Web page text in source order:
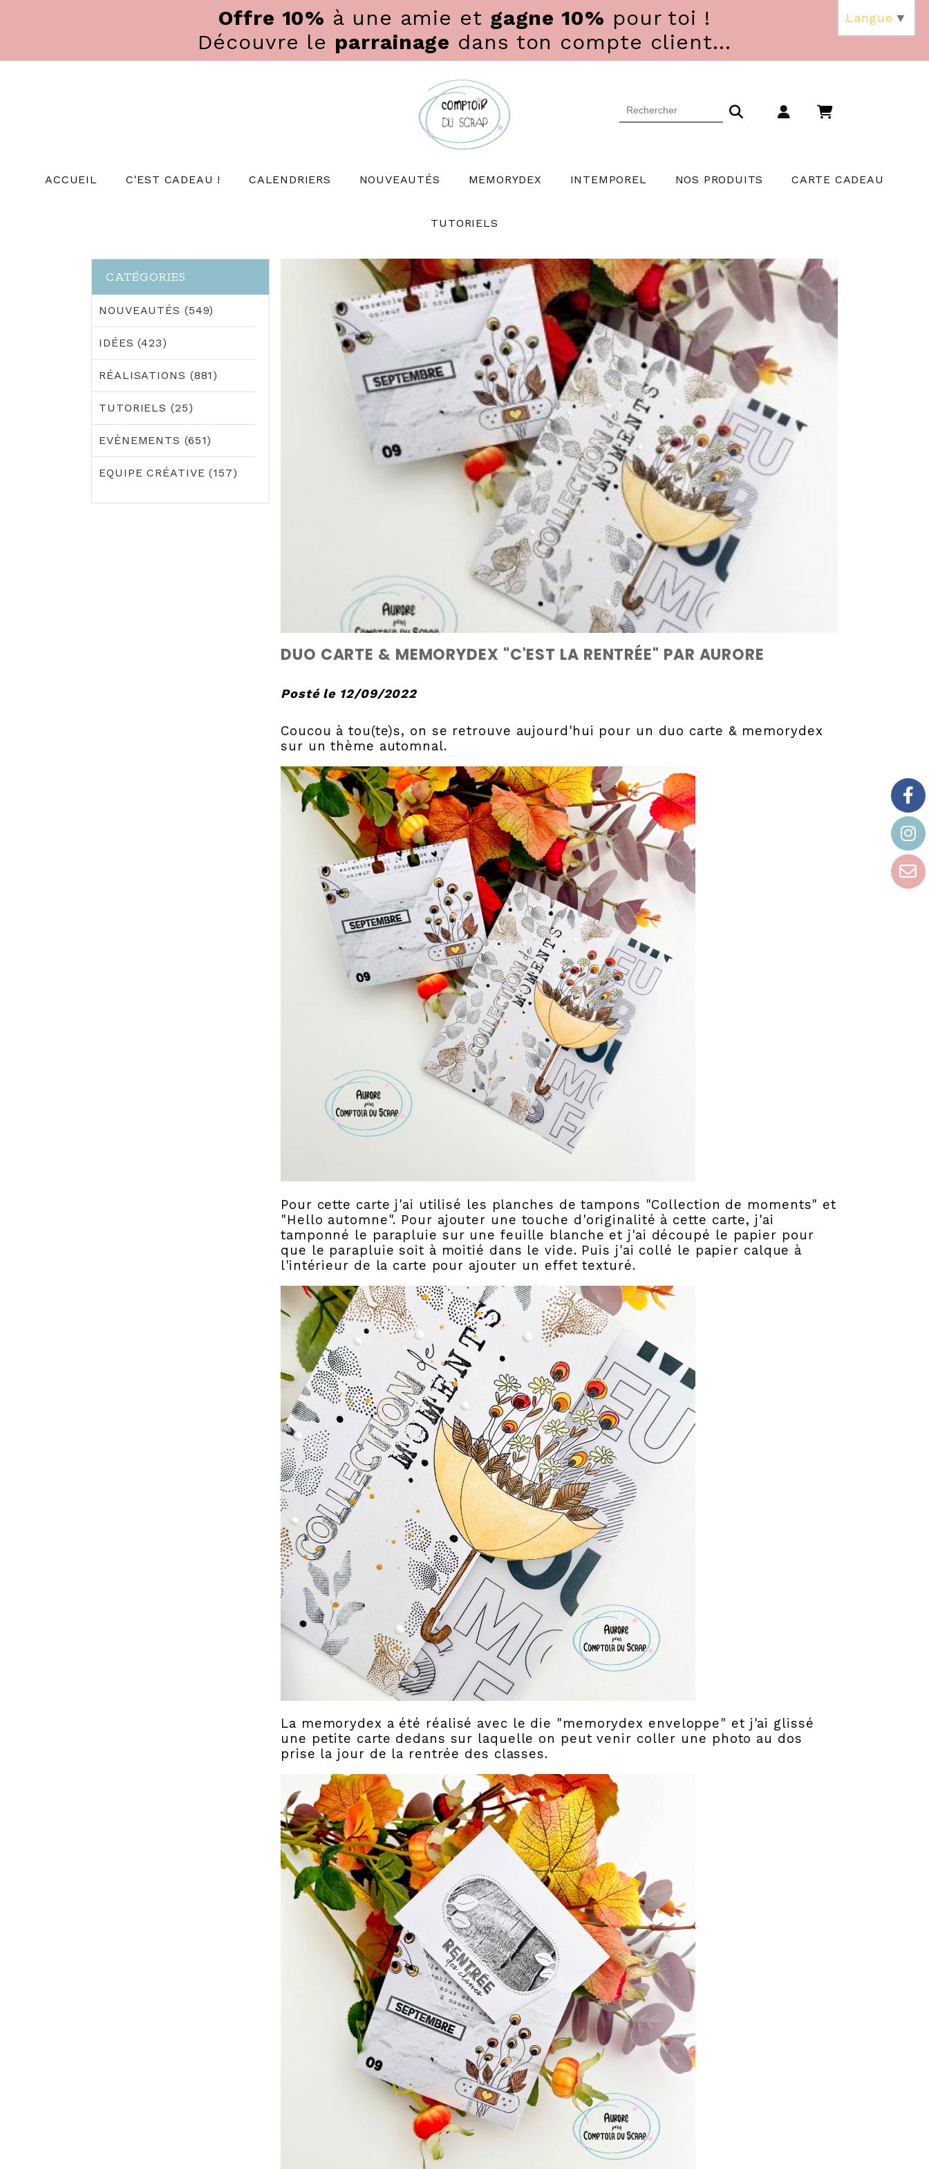
Offre 10% à une amie et gagne 10% pour toi !
Découvre le parrainage dans ton compte client...
ACCUEIL C'EST CADEAU ! CALENDRIERS NOUVEAUTÉS MEMORYDEX INTEMPOREL NOS PRODUITS CARTE CADEAU
TUTORIELS
DUO CARTE & MEMORYDEX "C'EST LA RENTRÉE" PAR AURORE
Posté le 12/09/2022
Coucou à tou(te)s, on se retrouve aujourd'hui pour un duo carte & memorydex
sur un thème automnal.
Pour cette carte j'ai utilisé les planches de tampons "Collection de moments" et
"Hello automne". Pour ajouter une touche d'originalité à cette carte, j'ai
tamponné le parapluie sur une feuille blanche et j'ai découpé le papier pour
que le parapluie soit à moitié dans le vide. Puis j'ai collé le papier calque à
l'intérieur de la carte pour ajouter un effet texturé.
La memorydex a été réalisé avec le die "memorydex enveloppe" et j'ai glissé
une petite carte dedans sur laquelle on peut venir coller une photo au dos
prise la jour de la rentrée des classes.
CATÉGORIES
NOUVEAUTÉS (549)
IDÉES (423)
RÉALISATIONS (881)
TUTORIELS (25)
EVÈNEMENTS (651)
EQUIPE CRÉATIVE (157)
Langue ▼